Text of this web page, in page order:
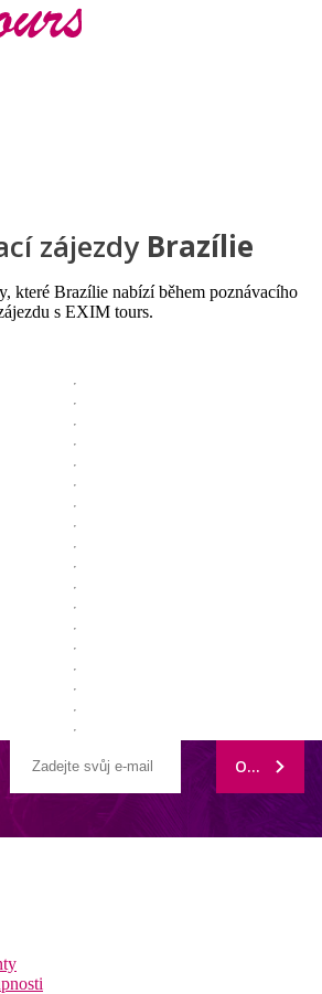
minute
zájezdy Brazílie
které Brazílie nabízí během poznávacího
s EXIM tours.
ODEBÍRAT